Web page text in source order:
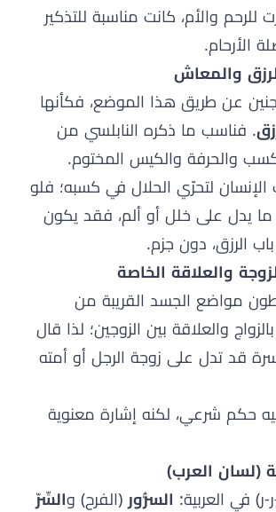
للرحم والأم، كانت مناسبة للتذكير
الأرحام.
والمعاش
عن طريق هذا الموضع، فكأنها
. فناسب ما ذكره النابلسي من
والحرفة والكيس المختوم.
لتحرّي الحلال في كسبه؛ فلو
يدل على خلل أو ألم، فقد يكون
الرزق، دون جزم.
والعلاقة الخاصة
مواضع الجسد القريبة من
والعلاقة بين الزوجين؛ لذا قال
قد تدل على زوجة الرجل أو أمته
حكم شرعي، لكنه إشارة معنوية
(لسان العرب)
في العربية: السُّرور(الفرح) والسِّرّ